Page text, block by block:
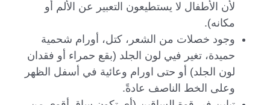
لأن الأطفال لا يستطيعون التعبير عن الألم أو
مكانه).
وجود خصلات من الشعر، كتل، أورام شحمية
حميدة، تغير فيي لون الجلد (بقع حمراء أو فقدان
لون الجلد) أو حتى اورام وعائية في أسفل الظهر
وعلى الخط الناصف عادةً.